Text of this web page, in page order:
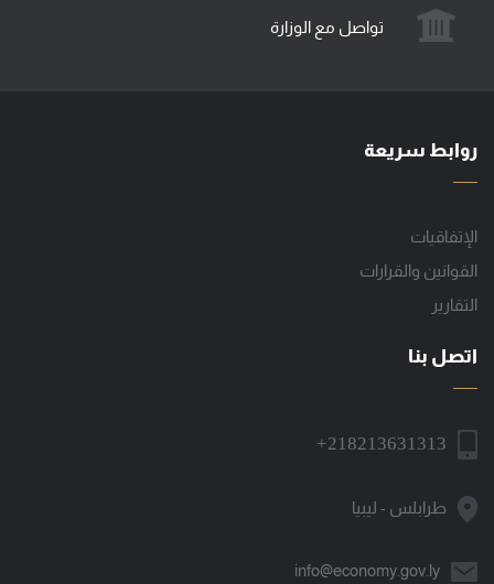
تواصل مع الوزارة
روابط سريعة
الإتفاقيات
القوانين والقرارات
التقارير
اتصل بنا
+218213631313
طرابلس - ليبيا
info@economy.gov.ly